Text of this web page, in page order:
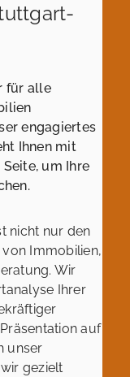
für alle
engagiertes
Ihnen mit
um Ihre
nicht nur den
Immobilien,
Wir
Ihrer
auf
unser
gezielt